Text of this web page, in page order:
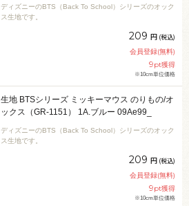
ディズニーのBTS（Back To School）シリーズのオック
ス生地です。
209 円 (税込)
会員登録(無料)
9pt獲得
※10cm単位価格
生地 BTSシリーズ ミッキーマウス のりもの/オ
ックス（GR-1151） 1A.ブルー 09Ae99_
ディズニーのBTS（Back To School）シリーズのオック
ス生地です。
209 円 (税込)
会員登録(無料)
9pt獲得
※10cm単位価格